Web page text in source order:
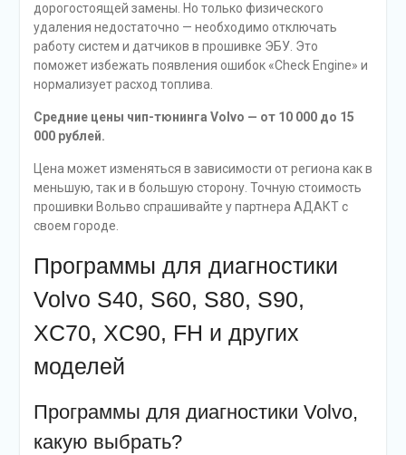
дорогостоящей замены. Но только физического
удаления недостаточно — необходимо отключать
работу систем и датчиков в прошивке ЭБУ. Это
поможет избежать появления ошибок «Check Engine» и
нормализует расход топлива.
Средние цены чип-тюнинга Volvo — от 10 000 до 15
000 рублей.
Цена может изменяться в зависимости от региона как в
меньшую, так и в большую сторону. Точную стоимость
прошивки Вольво спрашивайте у партнера АДАКТ с
своем городе.
Программы для диагностики
Volvo S40, S60, S80, S90,
XC70, XC90, FH и других
моделей
Программы для диагностики Volvo,
какую выбрать?